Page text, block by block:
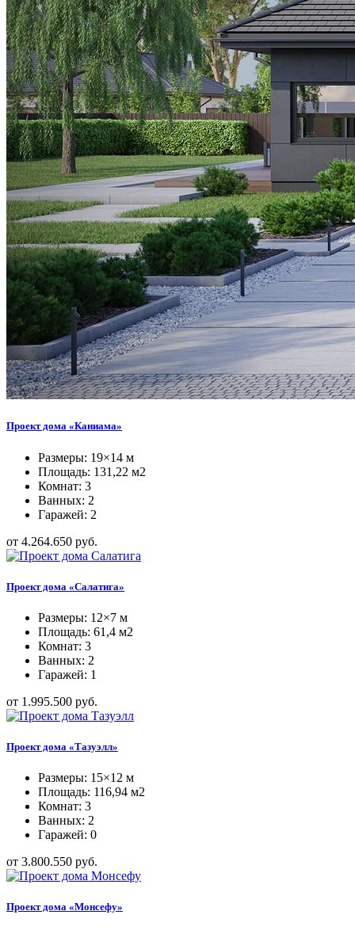
Проект дома «Каниама»
Размеры: 19×14 м
Площадь: 131,22 м2
Комнат: 3
Ванных: 2
Гаражей: 2
от 4.264.650 руб.
Проект дома «Салатига»
Размеры: 12×7 м
Площадь: 61,4 м2
Комнат: 3
Ванных: 2
Гаражей: 1
от 1.995.500 руб.
Проект дома «Тазуэлл»
Размеры: 15×12 м
Площадь: 116,94 м2
Комнат: 3
Ванных: 2
Гаражей: 0
от 3.800.550 руб.
Проект дома «Монсефу»